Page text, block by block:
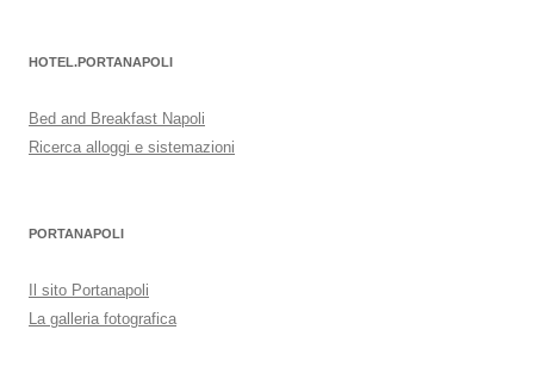
HOTEL.PORTANAPOLI
Bed and Breakfast Napoli
Ricerca alloggi e sistemazioni
PORTANAPOLI
Il sito Portanapoli
La galleria fotografica